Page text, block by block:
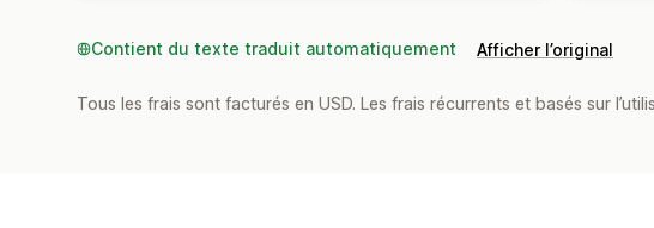
Contient du texte traduit automatiquement Afficher l’original
Tous les frais sont facturés en USD. Les frais récurrents et basés sur